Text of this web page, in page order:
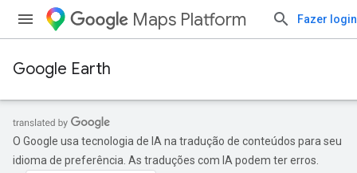
Maps Platform Fazer login
Google Earth
O Google usa tecnologia de IA na tradução de conteúdos para seu
idioma de preferência. As traduções com IA podem ter erros.